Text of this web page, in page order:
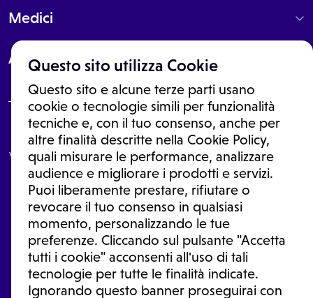
Questo sito utilizza Cookie
Questo sito e alcune terze parti usano
cookie o tecnologie simili per funzionalità
tecniche e, con il tuo consenso, anche per
altre finalità descritte nella Cookie Policy,
quali misurare le performance, analizzare
audience e migliorare i prodotti e servizi.
Puoi liberamente prestare, rifiutare o
revocare il tuo consenso in qualsiasi
momento, personalizzando le tue
preferenze. Cliccando sul pulsante "Accetta
tutti i cookie" acconsenti all'uso di tali
tecnologie per tutte le finalità indicate.
Ignorando questo banner proseguirai con
Medici
About
Le informazioni proposte in questo sito non sono un consulto medico.
In nessun caso, queste informazioni sostituiscono un consulto, una
visita o una diagnosi formulata dal medico. Non si devono considerare
le informazioni disponibili come suggerimenti per la formulazione di
una diagnosi, la determinazione di un trattamento o l'assunzione o
sospensione di un farmaco senza prima consultare un medico di
medicina generale o uno specialista.
Condizioni di utilizzo|Privacy Policy |Gestione Cookie
Ⓒ 2026 | Tutti i diritti riservati.